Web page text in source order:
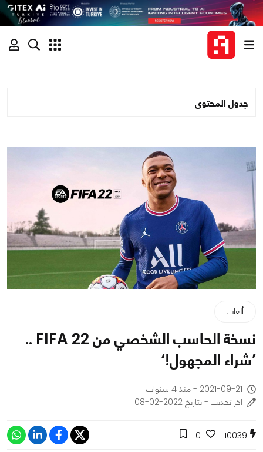
جدول المحتوى
ألعاب
نسخة الحاسب الشخصي من FIFA 22 ..
’شراء المجهول!‘
2021-09-21 - منذ 4 سنوات
اخر تحديث - بتاريخ 2022-02-08
10039
0